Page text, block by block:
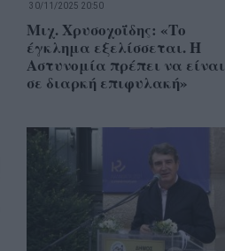
30/11/2025 20:50
Μιχ. Χρυσοχοΐδης: «Το
έγκλημα εξελίσσεται. Η
Αστυνομία πρέπει να είναι
σε διαρκή επιφυλακή»